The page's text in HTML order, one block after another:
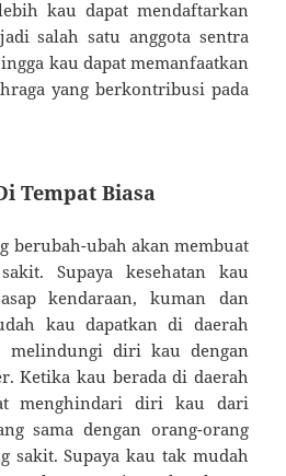
kau dapat mendaftarkan
salah satu anggota sentra
kau dapat memanfaatkan
yang berkontribusi pada
Tempat Biasa
berubah-ubah akan membuat
Supaya kesehatan kau
kendaraan, kuman dan
kau dapatkan di daerah
melindungi diri kau dengan
Ketika kau berada di daerah
menghindari diri kau dari
sama dengan orang-orang
sakit. Supaya kau tak mudah